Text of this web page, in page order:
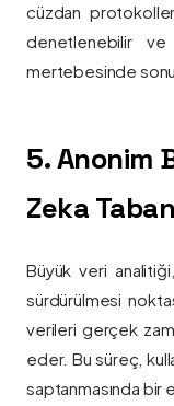
cüzdan
denetlenebilir ve
mertebesinde
5. Anonim
Zeka
Büyük veri analitiği,
sürdürülmesi
verileri gerçek
eder. Bu süreç,
saptanmasında bir